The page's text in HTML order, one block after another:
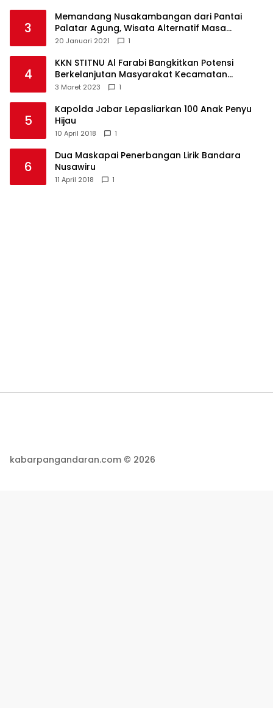
3
Memandang Nusakambangan dari Pantai
Palatar Agung, Wisata Alternatif Masa
Pandemi
20 Januari 2021 1
4
KKN STITNU Al Farabi Bangkitkan Potensi
Berkelanjutan Masyarakat Kecamatan
Langkaplancar
3 Maret 2023 1
5
Kapolda Jabar Lepasliarkan 100 Anak Penyu
Hijau
10 April 2018 1
6
Dua Maskapai Penerbangan Lirik Bandara
Nusawiru
11 April 2018 1
kabarpangandaran.com © 2026